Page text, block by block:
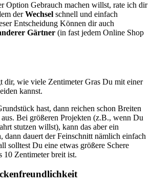
Option Gebrauch machen willst, rate ich dir
derWechsel schnell und einfach
Entscheidung Können dir auch
Gärtner (in fast jedem Online Shop
dir, wie viele Zentimeter Gras Du mit einer
kannst.
hast, dann reichen schon Breiten
Bei größeren Projekten (z.B., wenn Du
stutzen willst), kann das aber ein
dann dauert der Feinschnitt nämlich einfach
solltest Du eine etwas größere Schere
10 Zentimeter breit ist.